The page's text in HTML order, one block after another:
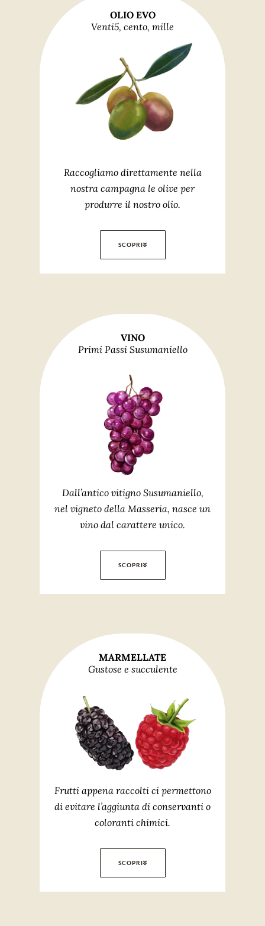
OLIO EVO
Venti5, cento, mille
Raccogliamo direttamente nella
nostra campagna le olive per
produrre il nostro olio.
SCOPRI
VINO
Primi Passi Susumaniello
Dall’antico vitigno Susumaniello,
nel vigneto della Masseria, nasce un
vino dal carattere unico.
SCOPRI
MARMELLATE
Gustose e succulente
Frutti appena raccolti ci permettono
di evitare l’aggiunta di conservanti o
coloranti chimici.
SCOPRI